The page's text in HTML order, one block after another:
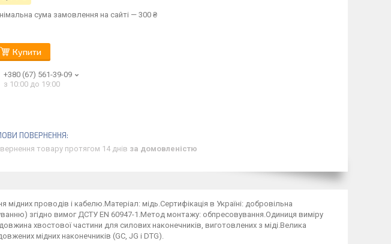
сума замовлення на сайті — 300 ₴
Купити
+380 (67) 561-39-09
з 10:00 до 19:00
товару протягом 14 днів за домовленістю
проводів і кабелю.Матеріал: мідь.Сертифікація в Україні: добровільна
згідно вимог ДСТУ EN 60947-1.Метод монтажу: обпресовування.Одиниця виміру
хвостової частини для силових наконечників, виготовлених з міді.Велика
мідних наконечників (GC, JG і DTG).